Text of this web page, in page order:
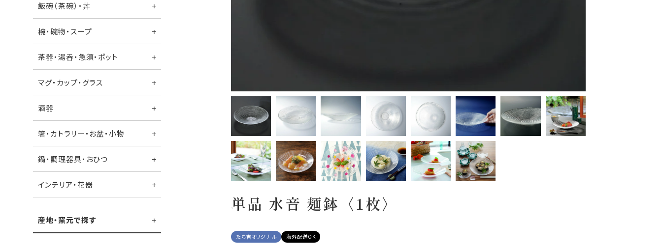
飯碗（茶碗）・丼
椀・碗物・スープ
茶器・湯呑・急須・ポット
マグ・カップ・グラス
酒器
箸・カトラリー・お盆・小物
鍋・調理器具・おひつ
インテリア・花器
産地・窯元で探す
単品 水音 麺鉢〈1枚〉
たち吉オリジナル 海外配送OK